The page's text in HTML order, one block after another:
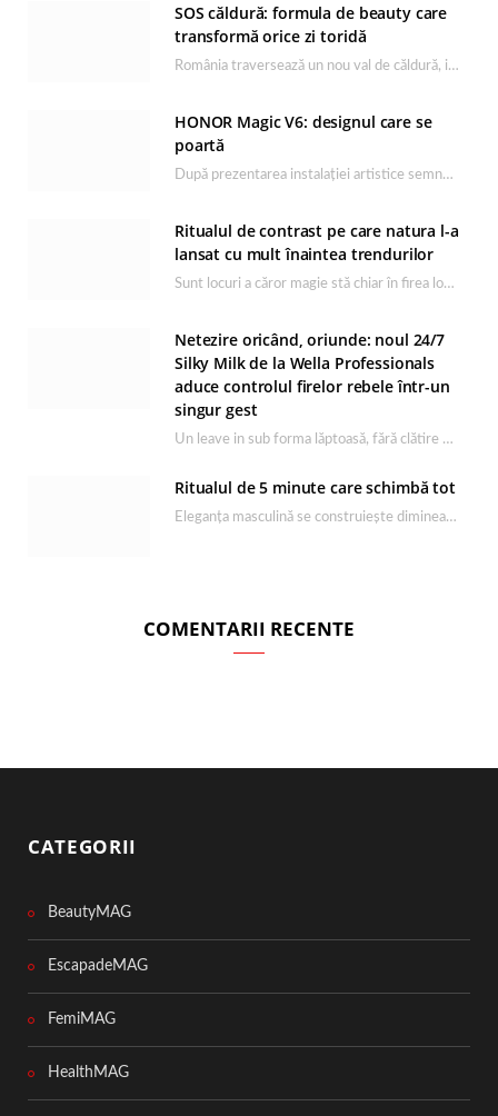
SOS căldură: formula de beauty care
transformă orice zi toridă
România traversează un nou val de căldură, iar rutina de îngrijire capătă un rol esențial…
HONOR Magic V6: designul care se
poartă
După prezentarea instalației artistice semnată de Catrinel Săbăciag în cadrul evenimentului de lansare HONOR Magic…
Ritualul de contrast pe care natura l-a
lansat cu mult înaintea trendurilor
Sunt locuri a căror magie stă chiar în firea lor naturală, iar Lacul Ursu din…
Netezire oricând, oriunde: noul 24/7
Silky Milk de la Wella Professionals
aduce controlul firelor rebele într-un
singur gest
Un leave in sub forma lăptoasă, fără clătire care completează rutina Ultimate Smooth și transformă…
Ritualul de 5 minute care schimbă tot
Eleganța masculină se construiește dimineața, în câteva minute și cu produsele potrivite. O rutină de…
COMENTARII RECENTE
CATEGORII
BeautyMAG
EscapadeMAG
FemiMAG
HealthMAG